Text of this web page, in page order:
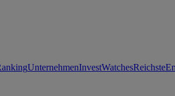
UnternehmenInvestWatchesReichste